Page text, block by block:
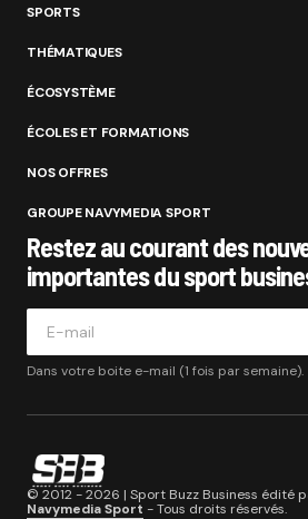
SPORTS
THÉMATIQUES
ÉCOSYSTÈME
ÉCOLES ET FORMATIONS
NOS OFFRES
GROUPE NAVYMEDIA SPORT
Restez au courant des
importantes du sport
Dans votre boite e-mail (1 fois par semaine).
© 2012 - 2026 | Sport Buzz Business édité
Navymedia Sport - Tous droits réservés.